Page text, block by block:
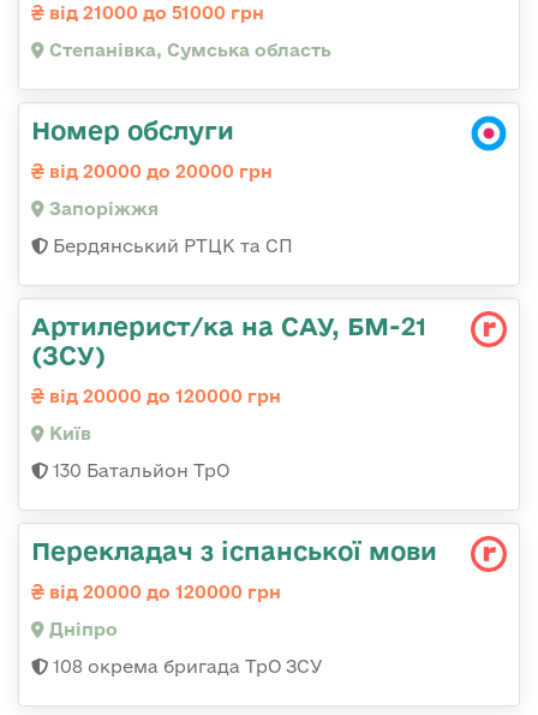
від 21000 до 51000 грн
Степанівка, Сумська область
Номер обслуги
від 20000 до 20000 грн
Запоріжжя
Бердянський РТЦК та СП
Артилерист/ка на САУ, БМ-21
(ЗСУ)
від 20000 до 120000 грн
Київ
130 Батальйон ТрО
Перекладач з іспанської мови
від 20000 до 120000 грн
Дніпро
108 окрема бригада ТрО ЗСУ